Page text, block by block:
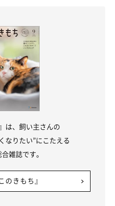
は、飼い主さんの
なりたい”にこたえる
雑誌です。
のきもち』